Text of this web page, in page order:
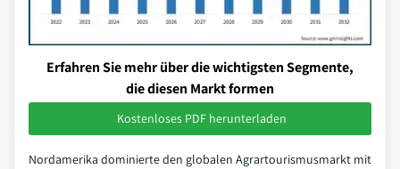
Erfahren Sie mehr über die wichtigsten Segmente,
die diesen Markt formen
Kostenloses PDF herunterladen
Nordamerika dominierte den globalen Agrartourismusmarkt mit